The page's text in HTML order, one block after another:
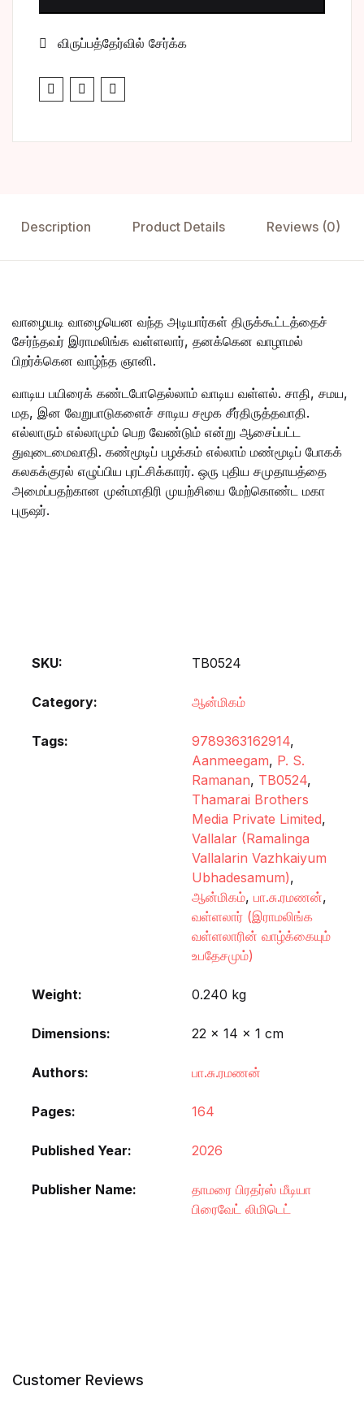
விருப்பத்தேர்வில் சேர்க்க
Description Product Details Reviews (0)
வாழையடி வாழையென வந்த அடியார்கள் திருக்கூட்டத்தைச்
சேர்ந்தவர் இராமலிங்க வள்ளலார், தனக்கென வாழாமல்
பிறர்க்கென வாழ்ந்த ஞானி.
வாடிய பயிரைக் கண்டபோதெல்லாம் வாடிய வள்ளல். சாதி, சமய,
மத, இன வேறுபாடுகளைச் சாடிய சமூக சீர்திருத்தவாதி.
எல்லாரும் எல்லாமும் பெற வேண்டும் என்று ஆசைப்பட்ட
துவுடைமைவாதி. கண்மூடிப் பழக்கம் எல்லாம் மண்மூடிப் போகக்
கலகக்குரல் எழுப்பிய புரட்சிக்காரர். ஒரு புதிய சமுதாயத்தை
அமைப்பதற்கான முன்மாதிரி முயற்சியை மேற்கொண்ட மகா
புருஷர்.
SKU: TB0524
Category: ஆன்மிகம்
Tags: 9789363162914,
Aanmeegam, P. S.
Ramanan, TB0524,
Thamarai Brothers
Media Private Limited,
Vallalar (Ramalinga
Vallalarin Vazhkaiyum
Ubhadesamum),
ஆன்மிகம், பா.சு.ரமணன்,
வள்ளலார் (இராமலிங்க
வள்ளலாரின் வாழ்க்கையும்
உபதேசமும்)
Weight 0.240 kg
Dimensions 22 × 14 × 1 cm
Authors பா.சு.ரமணன்
Pages 164
Published Year 2026
Publisher Name
தாமரை பிரதர்ஸ் மீடியா
பிரைவேட் லிமிடெட்
Customer Reviews